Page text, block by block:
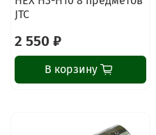
JTC
2 550 ₽
В корзину